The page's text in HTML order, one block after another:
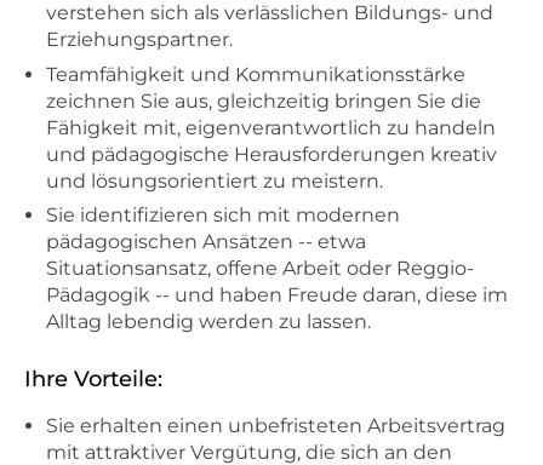
verstehen sich als verlässlichen Bildungs- und
Erziehungspartner.
Teamfähigkeit und Kommunikationsstärke
zeichnen Sie aus, gleichzeitig bringen Sie die
Fähigkeit mit, eigenverantwortlich zu handeln
und pädagogische Herausforderungen kreativ
und lösungsorientiert zu meistern.
Sie identifizieren sich mit modernen
pädagogischen Ansätzen -- etwa
Situationsansatz, offene Arbeit oder Reggio-
Pädagogik -- und haben Freude daran, diese im
Alltag lebendig werden zu lassen.
Ihre Vorteile:
Sie erhalten einen unbefristeten Arbeitsvertrag
mit attraktiver Vergütung, die sich an den